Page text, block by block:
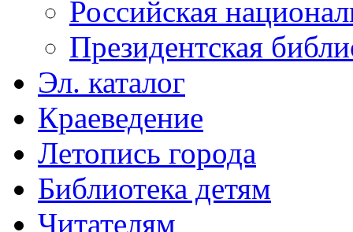
Российская
Президентская
Эл. каталог
Краеведение
Летопись города
Библиотека детям
Читателям